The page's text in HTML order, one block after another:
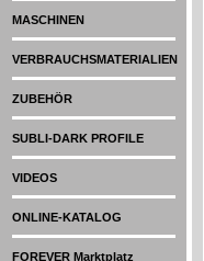
MASCHINEN
VERBRAUCHSMATERIALIEN
ZUBEHÖR
SUBLI-DARK PROFILE
VIDEOS
ONLINE-KATALOG
FOREVER Marktplatz